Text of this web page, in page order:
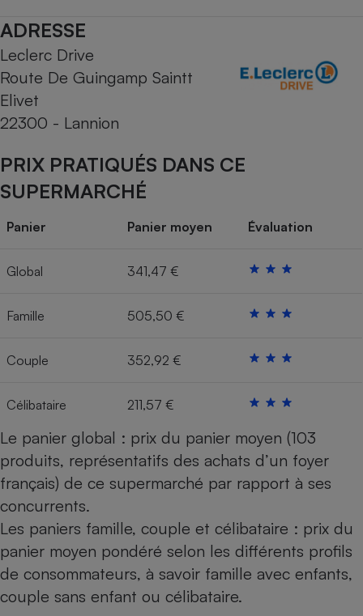
ADRESSE
Leclerc Drive
Route De Guingamp Saintt
Elivet
22300 - Lannion
PRIX PRATIQUÉS DANS CE
SUPERMARCHÉ
Panier Panier moyen Évaluation
Global 341,47 €
Famille 505,50 €
Couple 352,92 €
Célibataire 211,57 €
Le panier global : prix du panier moyen (103
produits, représentatifs des achats d’un foyer
français) de ce supermarché par rapport à ses
concurrents.
Les paniers famille, couple et célibataire : prix du
panier moyen pondéré selon les différents profils
de consommateurs, à savoir famille avec enfants,
couple sans enfant ou célibataire.
Cafetière à expressos